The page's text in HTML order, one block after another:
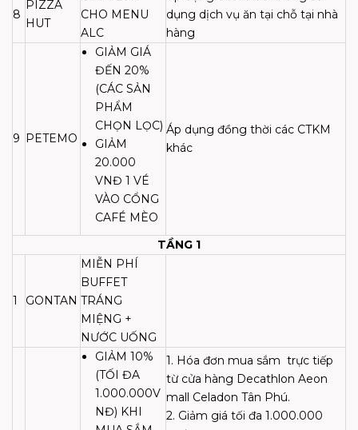
8
PIZZA
HUT
CHO MENU
ALC
dụng dịch vụ ăn tại chỗ tại nhà
hàng
9 PETEMO
GIẢM GIÁ
ĐẾN 20%
(CÁC SẢN
PHẨM
CHỌN LỌC)
GIẢM
20.000
VNĐ 1 VÉ
VÀO CỔNG
CAFÉ MÈO
Áp dụng đồng thời các CTKM
khác
TẦNG 1
1 GONTAN
MIỄN PHÍ
BUFFET
TRÁNG
MIỆNG +
NƯỚC UỐNG
GIẢM 10%
(TỐI ĐA
1.000.000V
NĐ) KHI
1. Hóa đơn mua sắm trực tiếp
từ cửa hàng Decathlon Aeon
mall Celadon Tân Phú.
2. Giảm giá tối đa 1.000.000